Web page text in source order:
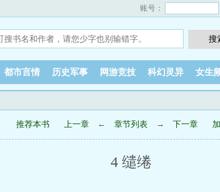
账号：
都市言情 历史军事 网游竞技 科幻灵异 女生
推荐本书 上一章 ← 章节列表 → 下一章
4 缱绻